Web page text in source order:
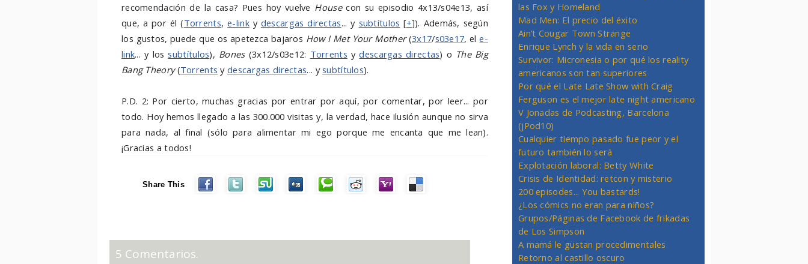
recomendación de la casa? Pues hoy vuelve Housecon su episodio 4x13/s04e13, así
que, a por él (Torrents,e-linky descargas directas... y subtítulos [+]). Además, según
los gustos, puede que os apetezca bajaros How I Met Your Mother(3x17/s03e17, ele-
link... y lossubtítulos), Bones(3x12/s03e12: Torrents ydescargas directas) o The Big
Bang Theory(Torrents ydescargas directas... ysubtítulos).
P.D. 2: Por cierto, muchas gracias por entrar por aquí, por comentar, por leer... por
todo. Hoy hemos llegado a las 300.000 visitas y, la verdad, hace ilusión aunque no sirva
para nada, al final (sólo para alimentar mi ego porque me encanta que me lean).
¡Gracias a todos!
Share This
5 Comentarios.
las Fox y Homeland
Mad Men: El precio del éxito
Ain’t Cougar Town Strange
Enrique Lynch y la vida en serio
Survivor: Micronesia o por qué los reality
americanos son tan superiores
Por qué el Late Late Show with Craig
Ferguson es el mejor late night americano
V Jonadas de Podcasting, Barcelona
(jPod10)
Cualquier tiempo pasado fue peor y el
futuro también lo será
Explotación laboral: Betty White
Crisis de Identidad: retcon y misterio
200 episodes... You bastards!
¿Los cómics no eran para niños?
Grupos/Páginas de Facebook de frikadas
de Los Simpson
A mamá le gustan procedimentales
Retorno al castillo oscuro